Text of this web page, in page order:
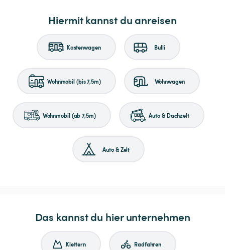
Hiermit kannst du anreisen
Kastenwagen Bulli
Wohnmobil (bis 7,5m) Wohnwagen
Wohnmobil (ab 7,5m) Auto & Dachzelt
Auto & Zelt
Das kannst du hier unternehmen
Klettern Radfahren